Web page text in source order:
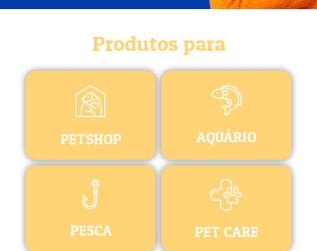
Produtos para
PETSHOP AQUÁRIO
PESCA PET CARE